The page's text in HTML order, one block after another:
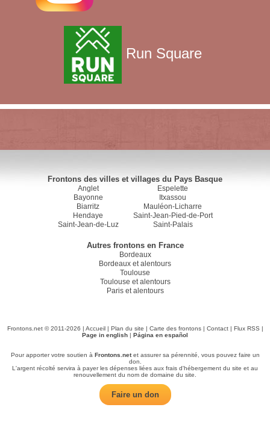
Run Square
Frontons des villes et villages du Pays Basque
Anglet
Bayonne
Biarritz
Hendaye
Saint-Jean-de-Luz
Espelette
Itxassou
Mauléon-Licharre
Saint-Jean-Pied-de-Port
Saint-Palais
Autres frontons en France
Bordeaux
Bordeaux et alentours
Toulouse
Toulouse et alentours
Paris et alentours
Frontons.net © 2011-2026 | Accueil| Plan du site | Carte des frontons| Contact| Flux RSS |
Page in english | Página en español
Pour apporter votre soutien à Frontons.netet assurer sa pérennité, vous pouvez faire un
don.
L'argent récolté servira à payer les dépenses liées aux frais d'hébergement du site et au
renouvellement du nom de domaine du site.
Faire un don